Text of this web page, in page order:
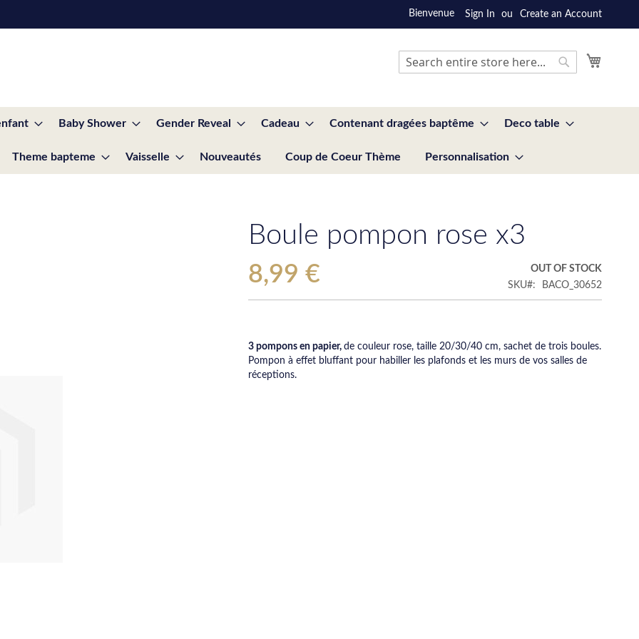
Bienvenue Sign In Create an Account
Search
Baby Shower Gender Reveal Cadeau Contenant dragées baptême Deco table
Theme bapteme Vaisselle Nouveautés Coup de Coeur Thème Personnalisation
Boule pompon rose x3
8,99 €
OUT OF STOCK
SKU
BACO_30652
3 pompons en papier, de couleur rose, taille 20/30/40 cm, sachet de trois boules.
Pompon à effet bluffant pour habiller les plafonds et les murs de vos salles de
réceptions.